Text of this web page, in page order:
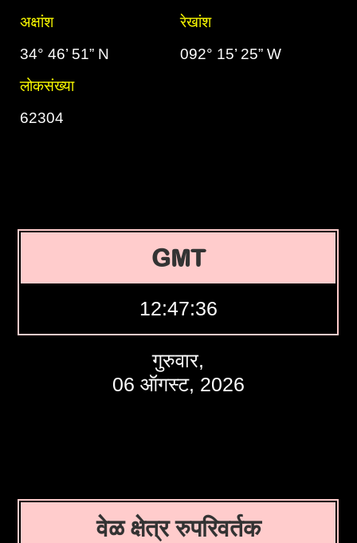
अक्षांश
रेखांश
34° 46’ 51” N
092° 15’ 25” W
लोकसंख्या
62304
GMT
12:47:37
गुरुवार,
06 ऑगस्ट, 2026
वेळ क्षेत्र रुपरिवर्तक